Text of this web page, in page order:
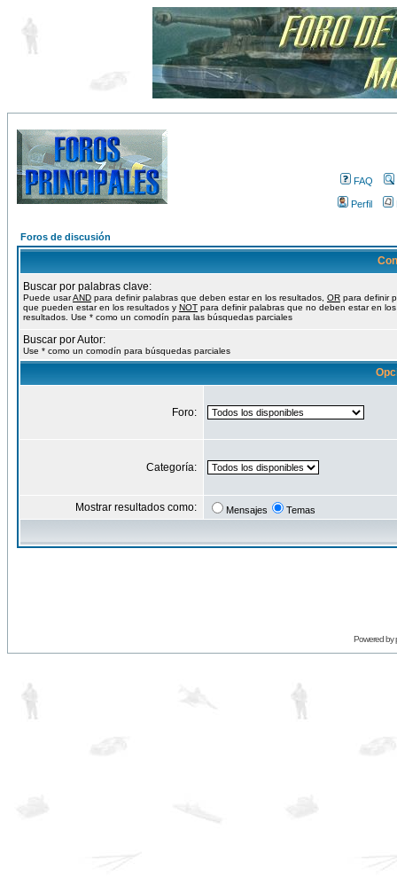
FAQ
Perfil
Foros de discusión
Buscar por palabras clave:
Puede usarAND para definir palabras que deben estar en los resultados, OR para definir
que pueden estar en los resultados y NOT para definir palabras que no deben estar en los
resultados. Use * como un comodín para las búsquedas parciales
Buscar por Autor:
Use * como un comodín para búsquedas parciales
Foro:
Categoría:
Mostrar resultados como: Mensajes Temas
Powered by